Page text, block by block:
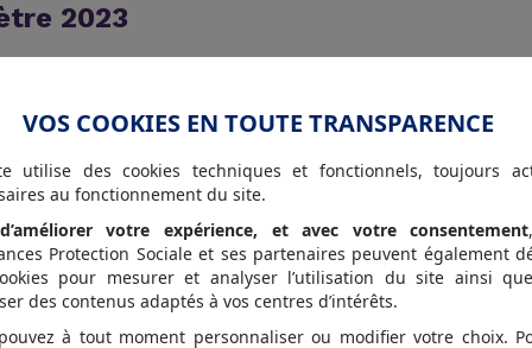
2023
aidants peine à trouver de l'élan.
stagne en effet autour de 40/100. En 2023, les
peu connu (49 % sait précisément ce qu'est un aidant
existants peu connus (59 % ne sait pas s'il y en a dans
dans le cadre d'une politique RH (66 %). Ils
(34 %), voire les entreprises (64 %)
VOS COOKIES EN TOUTE TRANSPARENCE
utilise des cookies techniques et fonctionnels, toujours
au fonctionnement du site.
votre expérience, et avec votre consentement
Protection Sociale et ses partenaires peuvent également
pour mesurer et analyser l’utilisation du site ainsi
des contenus adaptés à vos centres d’intérêts.
à tout moment personnaliser ou modifier votre choix.